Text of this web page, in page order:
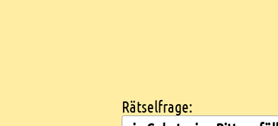
Kreuzworträtsel suchen
Rätselfrage: